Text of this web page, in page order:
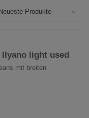
Ilyano light used
mit breiten